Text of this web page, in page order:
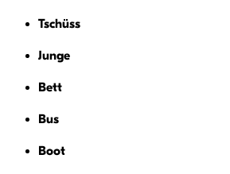
Tschüss
Junge
Bett
Bus
Boot